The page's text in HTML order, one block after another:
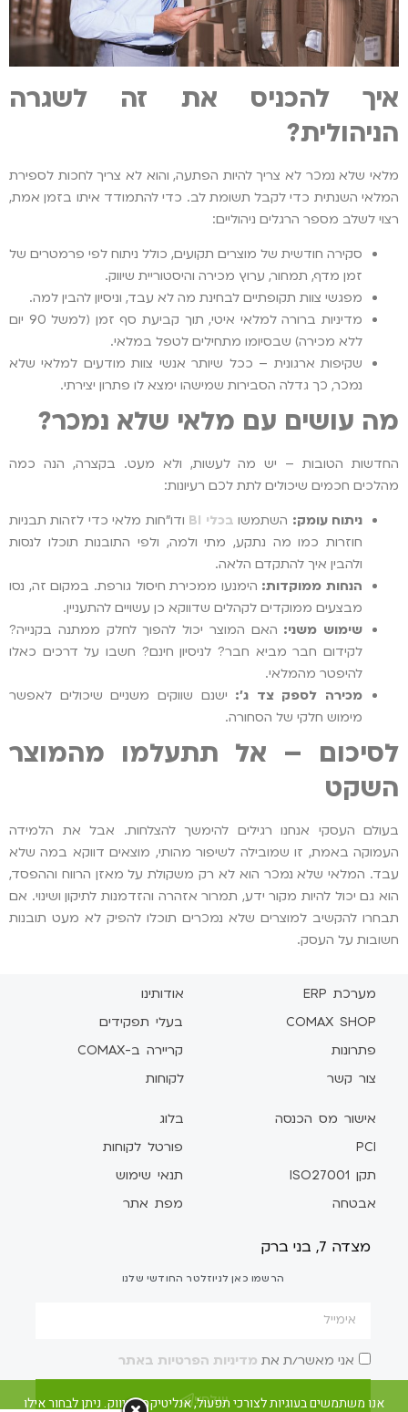
איך להכניס את זה לשגרה
הניהולית?
מלאי שלא נמכר לא צריך להיות הפתעה, והוא לא צריך לחכות לספירת
המלאי השנתית כדי לקבל תשומת לב. כדי להתמודד איתו בזמן אמת,
רצוי לשלב מספר הרגלים ניהוליים:
סקירה חודשית של מוצרים תקועים, כולל ניתוח לפי פרמטרים של
זמן מדף, תמחור, ערוץ מכירה והיסטוריית שיווק.
מפגשי צוות תקופתיים לבחינת מה לא עבד, וניסיון להבין למה.
מדיניות ברורה למלאי איטי, תוך קביעת סף זמן (למשל 90 יום
ללא מכירה) שבסיומו מתחילים לטפל במלאי.
שקיפות ארגונית – ככל שיותר אנשי צוות מודעים למלאי שלא
נמכר, כך גדלה הסבירות שמישהו ימצא לו פתרון יצירתי.
מה עושים עם מלאי שלא נמכר?
החדשות הטובות – יש מה לעשות, ולא מעט. בקצרה, הנה כמה
מהלכים חכמים שיכולים לתת לכם רעיונות:
ניתוח עומק: השתמשו בכלי BI
ודו"חות מלאי כדי לזהות תבניות
חוזרות כמו מה נתקע, מתי ולמה, ולפי התובנות תוכלו לנסות
ולהבין איך להתקדם הלאה.
הנחות ממוקדות: הימנעו ממכירת חיסול גורפת. במקום זה, נסו
מבצעים ממוקדים לקהלים שדווקא כן עשויים להתעניין.
שימוש משני: האם המוצר יכול להפוך לחלק ממתנה בקנייה?
לקידום חבר מביא חבר? לניסיון חינם? חשבו על דרכים כאלו
להיפטר מהמלאי.
מכירה לספק צד ג': ישנם שווקים משניים שיכולים לאפשר
מימוש חלקי של הסחורה.
לסיכום – אל תתעלמו מהמוצר
השקט
בעולם העסקי אנחנו רגילים להימשך להצלחות. אבל את הלמידה
העמוקה באמת, זו שמובילה לשיפור מהותי, מוצאים דווקא במה שלא
עבד. המלאי שלא נמכר הוא לא רק משקולת על מאזן הרווח וההפסד,
הוא גם יכול להיות מקור ידע, תמרור אזהרה והזדמנות לתיקון ושינוי. אם
תבחרו להקשיב למוצרים שלא נמכרים תוכלו להפיק לא מעט תובנות
חשובות על העסק.
מערכת ERP
COMAX SHOP
פתרונות
צור קשר
אודותינו
בעלי תפקידים
קריירה ב-COMAX
לקוחות
אישור מס הכנסה
PCI
תקן ISO27001
אבטחה
בלוג
פורטל לקוחות
תנאי שימוש
מפת אתר
מצדה 7, בני ברק
הרשמו כאן לניוזלטר החודשי שלנו
אני מאשר/ת את מדיניות הפרטיות באתר
שלח/י
אנו משתמשים בעוגיות לצורכי תפעול, אנליטיקה ושיווק. ניתן לבחור אילו